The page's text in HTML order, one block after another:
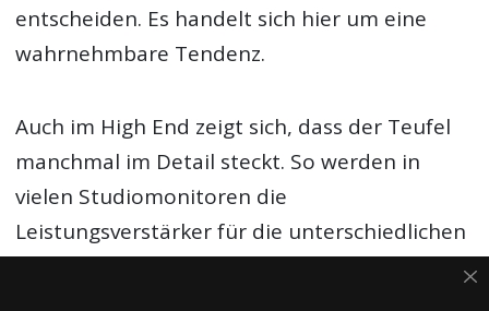
entscheiden. Es handelt sich hier um eine
wahrnehmbare Tendenz.
Auch im High End zeigt sich, dass der Teufel
manchmal im Detail steckt. So werden in
vielen Studiomonitoren die
Leistungsverstärker für die unterschiedlichen
Treiber gleich dimensioniert. Eine Rechnung,